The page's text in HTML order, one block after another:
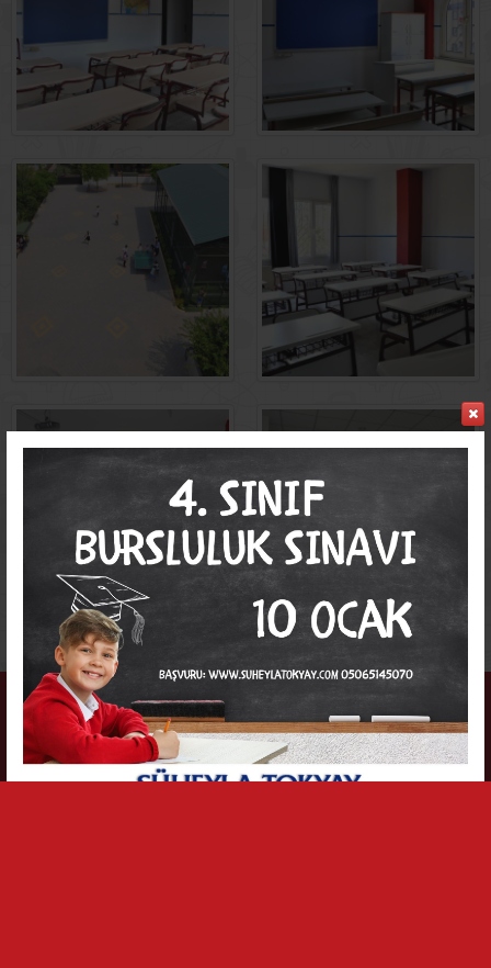
2015, Süheyla Tokyay Koleji.
mag-net web